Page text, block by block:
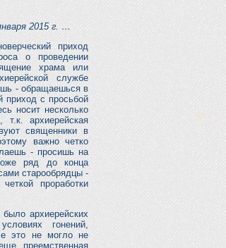
2015 г. …
приход
о проведении
храма или
службе
- обращаешься в
приход с просьбой
носит несколько
т.к. архиерейская
священники в
важно четко
- просишь на
ряд до конца
старообрядцы -
проработки
архиерейских
гонений,
это не могло не
преемственная